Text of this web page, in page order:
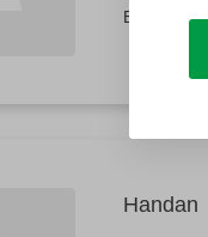
Ellerine
Handan